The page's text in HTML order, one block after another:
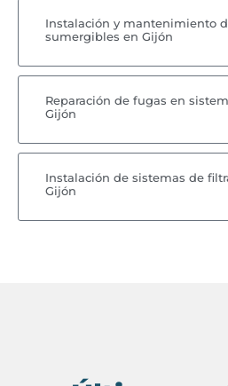
Instalación y mantenimiento
sumergibles en Gijón
Reparación de fugas en
Gijón
Instalación de sistemas de
Gijón